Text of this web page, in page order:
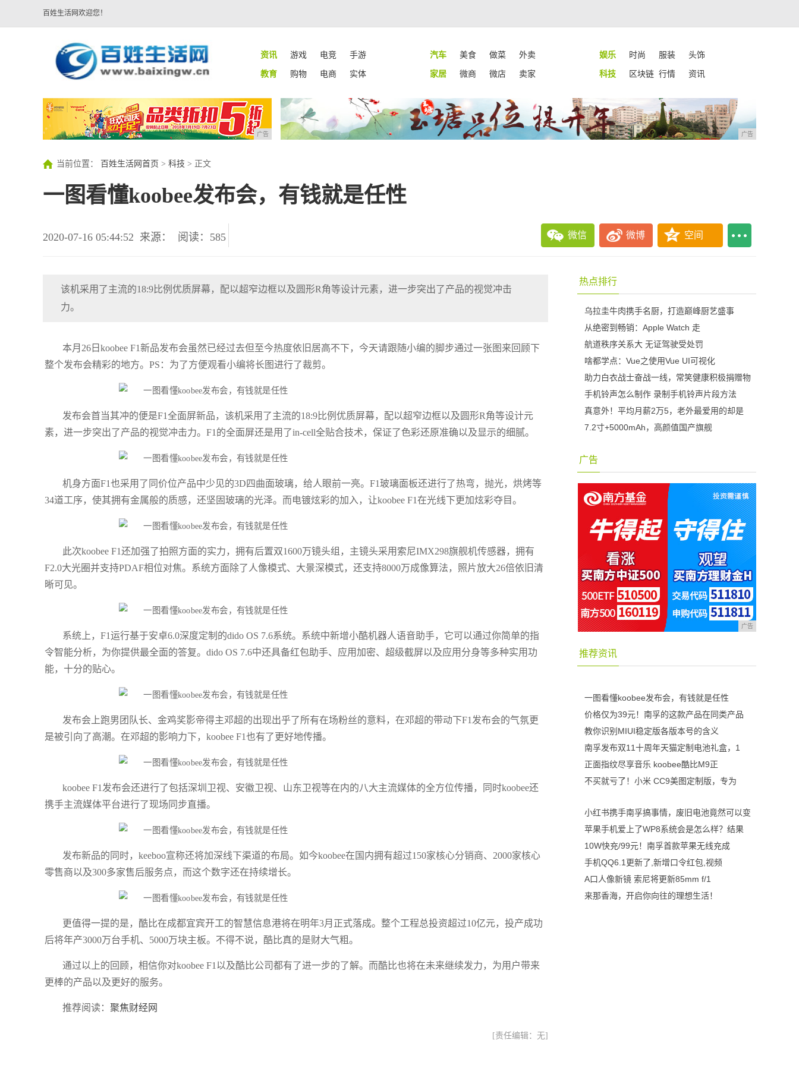
百姓生活网欢迎您！
资讯 游戏 电竞 手游 汽车 美食 做菜 外卖 娱乐 时尚 服装
头饰
教育
购物 电商 实体 家居 微商 微店 卖家 科技 区块链 行情 资讯
广告 广告
当前位置： 百姓生活网首页 > 科技 > 正文
一图看懂koobee发布会，有钱就是任性
2020-07-16 05:44:52 来源： 阅读：585 微信 微博 空间
该机采用了主流的18:9比例优质屏幕，配以超窄边框以及圆形R角等设计元素，进一步突出了产品的视觉冲击
力。
本月26日koobee F1新品发布会虽然已经过去但至今热度依旧居高不下，今天请跟随小编的脚步通过一张图来回顾下
整个发布会精彩的地方。PS：为了方便观看小编将长图进行了裁剪。
发布会首当其冲的便是F1全面屏新品，该机采用了主流的18:9比例优质屏幕，配以超窄边框以及圆形R角等设计元
素，进一步突出了产品的视觉冲击力。F1的全面屏还是用了in-cell全贴合技术，保证了色彩还原准确以及显示的细腻。
机身方面F1也采用了同价位产品中少见的3D四曲面玻璃，给人眼前一亮。F1玻璃面板还进行了热弯，抛光，烘烤等
34道工序，使其拥有金属般的质感，还坚固玻璃的光泽。而电镀炫彩的加入，让koobee F1在光线下更加炫彩夺目。
此次koobee F1还加强了拍照方面的实力，拥有后置双1600万镜头组，主镜头采用索尼IMX298旗舰机传感器，拥有
F2.0大光圈并支持PDAF相位对焦。系统方面除了人像模式、大景深模式，还支持8000万成像算法，照片放大26倍依旧清
晰可见。
系统上，F1运行基于安卓6.0深度定制的dido OS 7.6系统。系统中新增小酷机器人语音助手，它可以通过你简单的指
令智能分析，为你提供最全面的答复。dido OS 7.6中还具备红包助手、应用加密、超级截屏以及应用分身等多种实用功
能，十分的贴心。
发布会上跑男团队长、金鸡奖影帝得主邓超的出现出乎了所有在场粉丝的意料，在邓超的带动下F1发布会的气氛更
是被引向了高潮。在邓超的影响力下，koobee F1也有了更好地传播。
koobee F1发布会还进行了包括深圳卫视、安徽卫视、山东卫视等在内的八大主流媒体的全方位传播，同时koobee还
携手主流媒体平台进行了现场同步直播。
发布新品的同时，keeboo宣称还将加深线下渠道的布局。如今koobee在国内拥有超过150家核心分销商、2000家核心
零售商以及300多家售后服务点，而这个数字还在持续增长。
更值得一提的是，酷比在成都宜宾开工的智慧信息港将在明年3月正式落成。整个工程总投资超过10亿元，投产成功
后将年产3000万台手机、5000万块主板。不得不说，酷比真的是财大气粗。
通过以上的回顾，相信你对koobee F1以及酷比公司都有了进一步的了解。而酷比也将在未来继续发力，为用户带来
更棒的产品以及更好的服务。
推荐阅读： 聚焦财经网
[责任编辑：无]
热点排行
乌拉圭牛肉携手名厨，打造巅峰厨艺盛事
从绝密到畅销：Apple Watch 走
航道秩序关系大 无证驾驶受处罚
啥都学点：Vue之使用Vue UI可视化
助力白衣战士奋战一线，常笑健康积极捐赠物
手机铃声怎么制作 录制手机铃声片段方法
真意外！平均月薪2万5，老外最爱用的却是
7.2寸+5000mAh，高颜值国产旗舰
广告
广告
推荐资讯
一图看懂koobee发布会，有钱就是任性
价格仅为39元！南孚的这款产品在同类产品
教你识别MIUI稳定版各版本号的含义
南孚发布双11十周年天猫定制电池礼盒，1
正面指纹尽享音乐 koobee酷比M9正
不买就亏了！小米 CC9美图定制版，专为
小红书携手南孚搞事情，废旧电池竟然可以变
苹果手机爱上了WP8系统会是怎么样？结果
10W快充/99元！南孚首款苹果无线充成
手机QQ6.1更新了,新增口令红包,视频
A口人像新镜 索尼将更新85mm f/1
来那香海，开启你向往的理想生活！